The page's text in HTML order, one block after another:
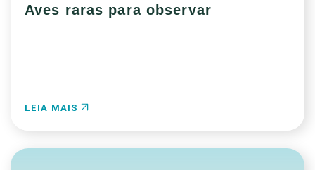
Aves raras para observar
LEIA MAIS